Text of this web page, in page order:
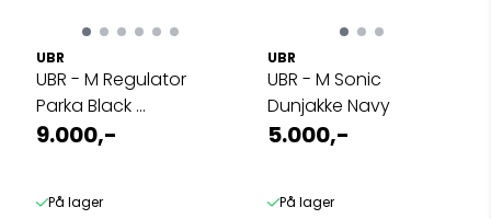
UBR
UBR - M Regulator
Parka Black ...
9.000,-
På lager
UBR
UBR - M Sonic
Dunjakke Navy
5.000,-
På lager